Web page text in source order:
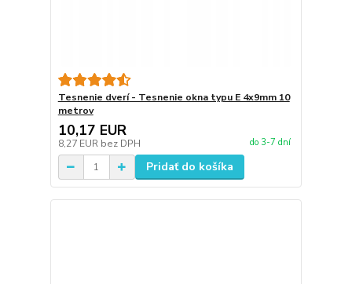
Tesnenie dverí - Tesnenie okna typu E 4x9mm 10
metrov
10,17 EUR
8,27 EUR bez DPH do 3-7 dní
Pridať do košíka